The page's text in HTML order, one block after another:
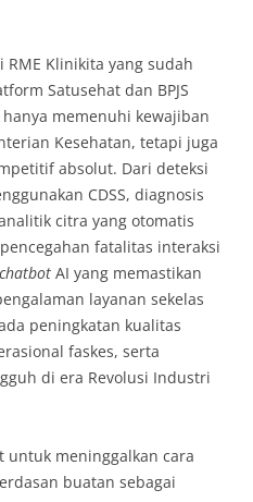
RME Klinikita yang sudah
Satusehat dan BPJS
memenuhi kewajiban
Kesehatan, tetapi juga
absolut. Dari deteksi
CDSS, diagnosis
citra yang otomatis
fatalitas interaksi
chatbot AI yang memastikan
layanan sekelas
peningkatan kualitas
faskes, serta
di era Revolusi Industri
untuk meninggalkan cara
buatan sebagai